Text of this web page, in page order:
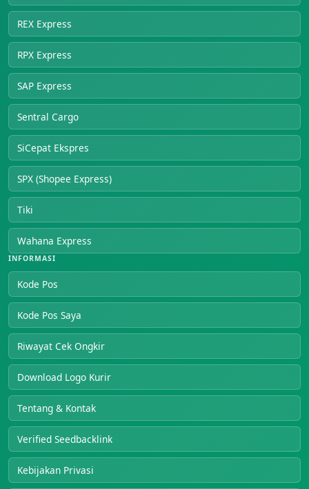
REX Express
RPX Express
SAP Express
Sentral Cargo
SiCepat Ekspres
SPX (Shopee Express)
Tiki
Wahana Express
INFORMASI
Kode Pos
Kode Pos Saya
Riwayat Cek Ongkir
Download Logo Kurir
Tentang & Kontak
Verified Seedbacklink
Kebijakan Privasi